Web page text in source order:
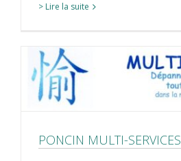
> Lire la suite
PONCIN MULTI-SERVICES